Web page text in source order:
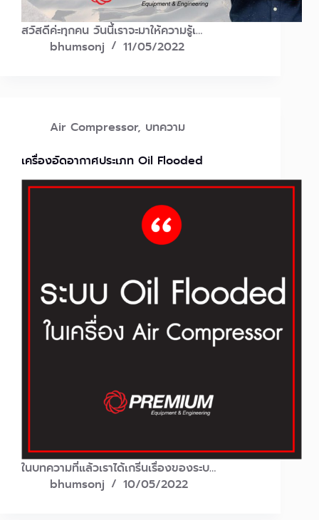
สวัสดีค่ะทุกคน วันนี้เราจะมาให้ความรู้เ…
bhumsonj
11/05/2022
Air Compressor, บทความ
เครื่องอัดอากาศประเภท Oil Flooded
ในบทความที่แล้วเราได้เกริ่นเรื่องของระบ…
bhumsonj
10/05/2022